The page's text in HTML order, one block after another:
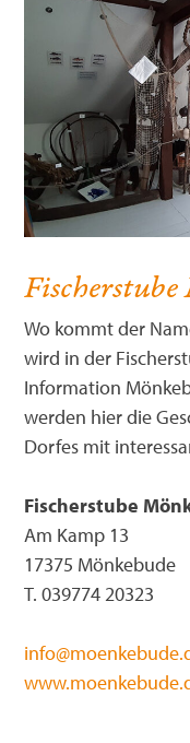
Wo kommt der
wird in der
Information
werden hier die
Dorfes mit
Fischerstube
Am Kamp 13
17375 Mönkebude
T. 039774 20323